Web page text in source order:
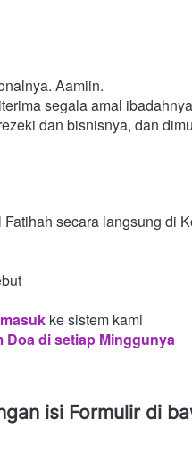
Aamiin.
segala amal
dan bisnisnya, dan
secara langsung di
ke sistem kami
Doa di setiap Minggunya
isi Formulir di